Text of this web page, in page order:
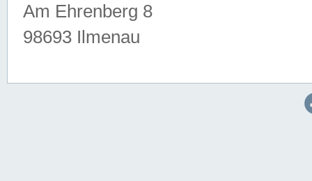
Am Ehrenberg 8
98693 Ilmenau